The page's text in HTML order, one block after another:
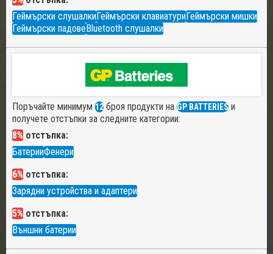
Геймърски слушалкиГеймърски клавиатуриГеймърски мишки
Геймърски падовеBluetooth слушалки
Поръчайте минимум 12 броя продукти на GP BATTERIES и
получете отстъпки за следните категории:
8% отстъпка:
БатерииФенери
6% отстъпка:
Зарядни устройства и адаптери
5% отстъпка:
Външни батерии